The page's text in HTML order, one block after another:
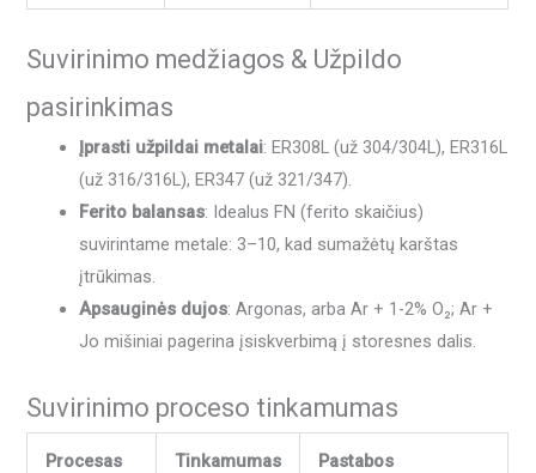
Suvirinimo medžiagos & Užpildo
pasirinkimas
Įprasti užpildai metalai: ER308L (už 304/304L), ER316L
(už 316/316L), ER347 (už 321/347).
Ferito balansas: Idealus FN (ferito skaičius)
suvirintame metale: 3–10, kad sumažėtų karštas
įtrūkimas.
Apsauginės dujos: Argonas, arba Ar + 1-2% O₂; Ar +
Jo mišiniai pagerina įsiskverbimą į storesnes dalis.
Suvirinimo proceso tinkamumas
Procesas Tinkamumas Pastabos